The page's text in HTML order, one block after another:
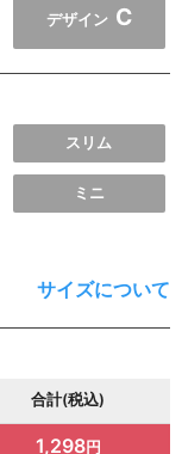
デザイン C
スリム
ミニ
サイズについて
合計(税込)
1,298